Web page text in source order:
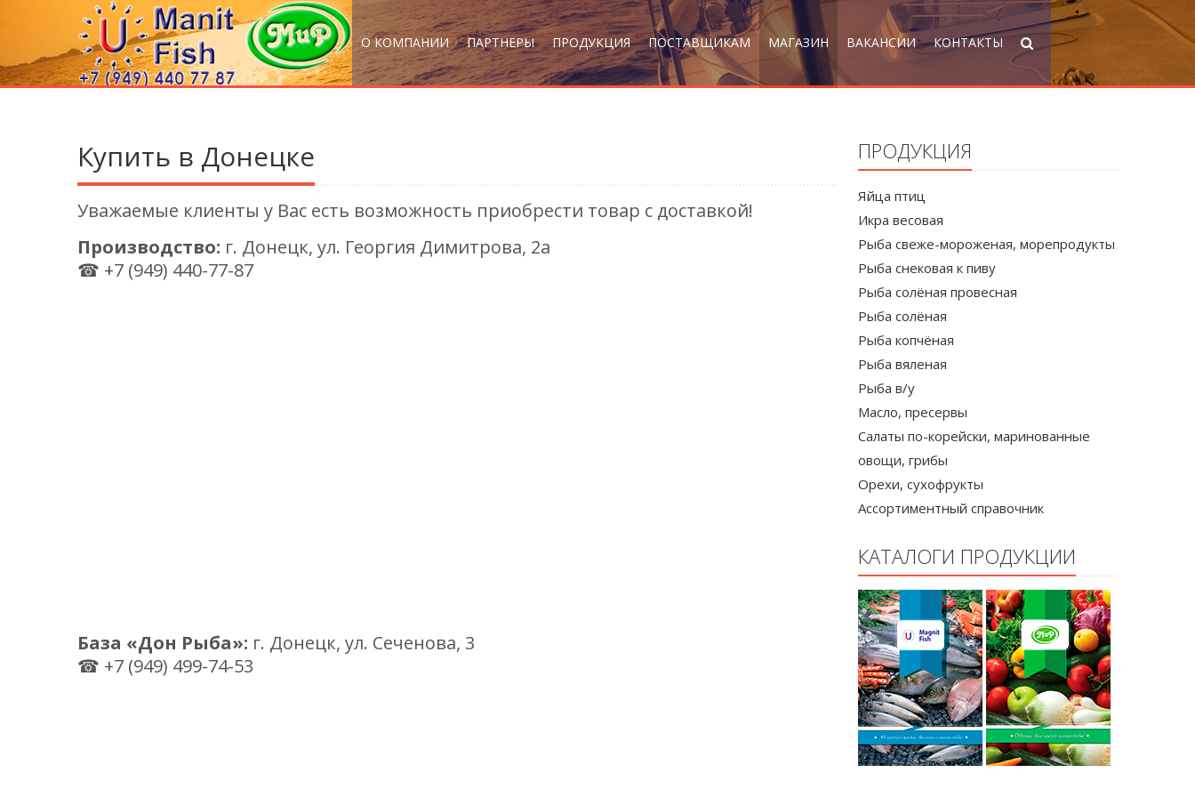
О КОМПАНИИ ПАРТНЕРЫ ПРОДУКЦИЯ ПОСТАВЩИКАМ МАГАЗИН ВАКАНСИИ КОНТАКТЫ
Купить в Донецке
Уважаемые клиенты у Вас есть возможность приобрести товар с доставкой!
Производство: г. Донецк, ул. Георгия Димитрова, 2а
☎ +7 (949) 440-77-87
База «Дон Рыба»: г. Донецк, ул. Сеченова, 3
☎ +7 (949) 499-74-53
ПРОДУКЦИЯ
Яйца птиц
Икра весовая
Рыба свеже-мороженая, морепродукты
Рыба снековая к пиву
Рыба солёная провесная
Рыба солёная
Рыба копчёная
Рыба вяленая
Рыба в/у
Масло, пресервы
Салаты по-корейски, маринованные
овощи, грибы
Орехи, сухофрукты
Ассортиментный справочник
КАТАЛОГИ ПРОДУКЦИИ